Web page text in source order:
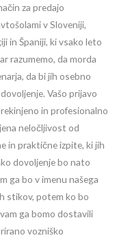
za predajo
v Sloveniji,
in Španiji, ki vsako leto
razumemo, da morda
da bi jih osebno
Vašo prijavo
in profesionalno
neločljivost od
in praktične izpite, ki jih
dovoljenje bo nato
ga bo v imenu našega
stikov, potem ko bo
ga bomo dostavili
vozniško